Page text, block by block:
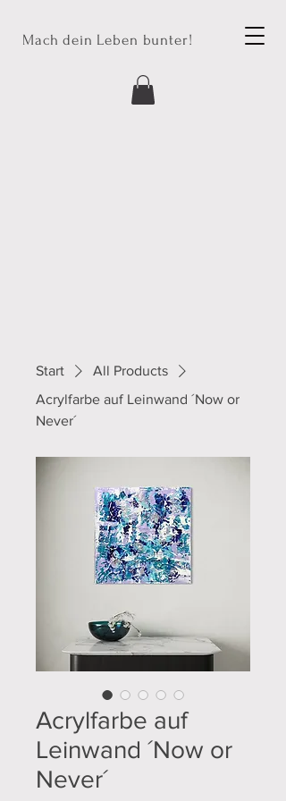
Mach dein Leben bunter!
Start
All Products
Acrylfarbe auf Leinwand ´Now or
Never´
Acrylfarbe auf
Leinwand ´Now or
Never´